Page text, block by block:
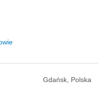
Gdańsk, Polska